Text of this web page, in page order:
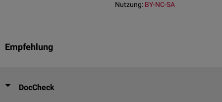
Nutzung: BY-NC-SA
Empfehlung
DocCheck